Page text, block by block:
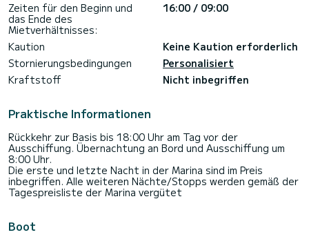
Zeiten für den Beginn und
das Ende des
Mietverhältnisses:
16:00 / 09:00
Kaution
Keine Kaution erforderlich
Stornierungsbedingungen
Personalisiert
Kraftstoff
Nicht inbegriffen
Praktische Informationen
Rückkehr zur Basis bis 18:00 Uhr am Tag vor der
Ausschiffung. Übernachtung an Bord und Ausschiffung um
8:00 Uhr.
Die erste und letzte Nacht in der Marina sind im Preis
inbegriffen. Alle weiteren Nächte/Stopps werden gemäß der
Tagespreisliste der Marina vergütet
Boot